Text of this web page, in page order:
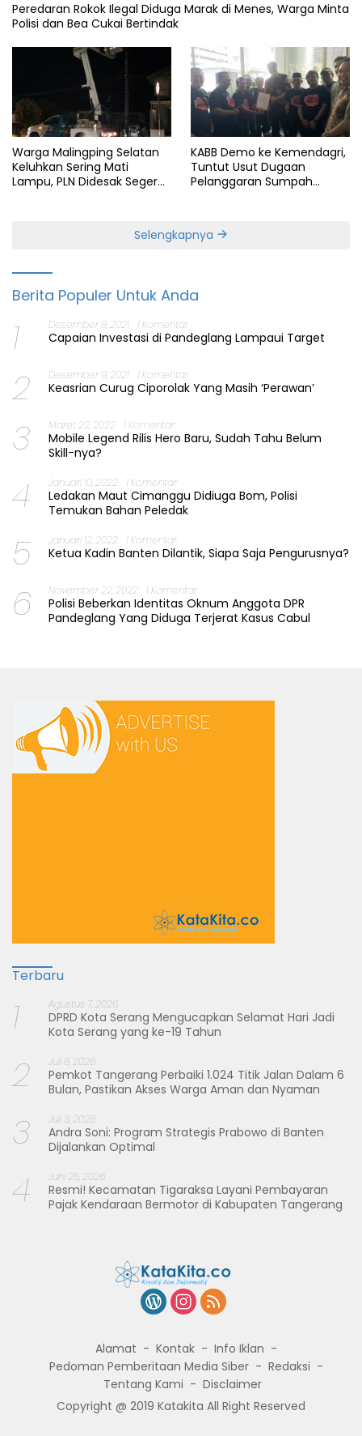
Peredaran Rokok Ilegal Diduga Marak di Menes, Warga Minta
Polisi dan Bea Cukai Bertindak
Warga Malingping Selatan
Keluhkan Sering Mati
Lampu, PLN Didesak Segera
KABB Demo ke Kemendagri,
Tuntut Usut Dugaan
Pelanggaran Sumpah
Selengkapnya
Berita Populer Untuk Anda
1 Desember 8, 2021 1 Komentar
Capaian Investasi di Pandeglang Lampaui Target
2 Desember 9, 2021 1 Komentar
Keasrian Curug Ciporolak Yang Masih ‘Perawan’
3 Maret 22, 2022 1 Komentar
Mobile Legend Rilis Hero Baru, Sudah Tahu Belum
Skill-nya?
4 Januari 10, 2022 1 Komentar
Ledakan Maut Cimanggu Didiuga Bom, Polisi
Temukan Bahan Peledak
5 Januari 12, 2022 1 Komentar
Ketua Kadin Banten Dilantik, Siapa Saja Pengurusnya?
6 November 22, 2022 1 Komentar
Polisi Beberkan Identitas Oknum Anggota DPR
Pandeglang Yang Diduga Terjerat Kasus Cabul
Terbaru
1 Agustus 7, 2026
DPRD Kota Serang Mengucapkan Selamat Hari Jadi
Kota Serang yang ke-19 Tahun
2 Juli 8, 2026
Pemkot Tangerang Perbaiki 1.024 Titik Jalan Dalam 6
Bulan, Pastikan Akses Warga Aman dan Nyaman
3 Juli 3, 2026
Andra Soni: Program Strategis Prabowo di Banten
Dijalankan Optimal
4 Juni 25, 2026
Resmi! Kecamatan Tigaraksa Layani Pembayaran
Pajak Kendaraan Bermotor di Kabupaten Tangerang
Alamat Kontak
Info Iklan
Pedoman Pemberitaan Media Siber
Redaksi
Tentang Kami
Disclaimer
Copyright @ 2019 Katakita All Right Reserved